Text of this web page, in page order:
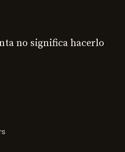
no significa hacerlo